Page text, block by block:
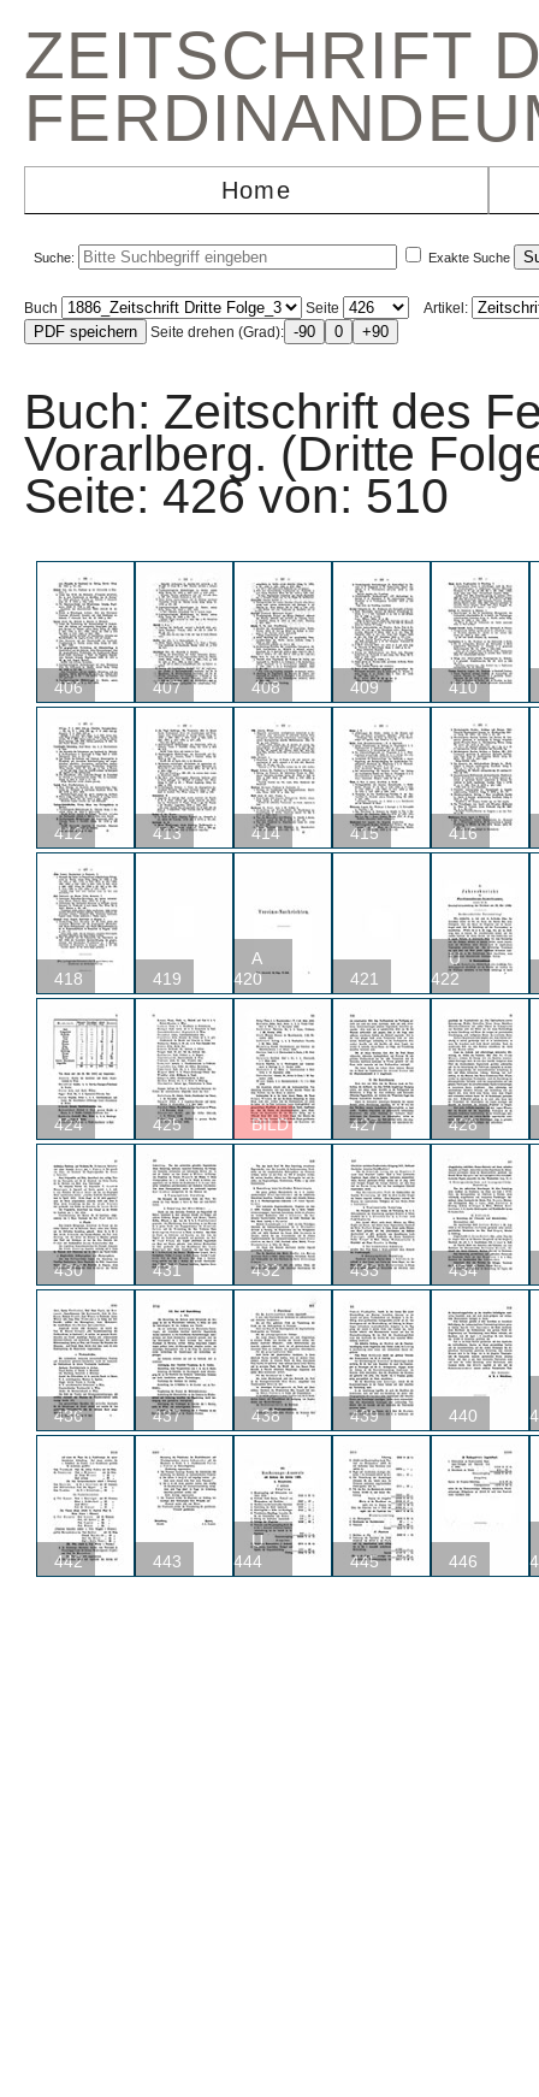
ZEITSCHRIFT
Home
Suche: Exakte Suche
Buch Seite
Artikel:
Seite drehen (Grad):
Buch: Zeitschrift des
Vorarlberg. (Dritte
Seite: 426 von:
406 407 408 409 410
412 413 414 415 416
418 419
A
420
421
U
422
424 425 BILD 427 428
430 431 432 433 434
436 437 438 439 440
442 443
U
444
445 446